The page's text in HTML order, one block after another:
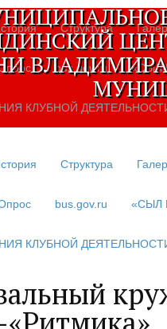
Структура
bus.gov.ru «СЫЛ
КЛУБНОЙ
Структура
bus.gov.ru «СЫЛ
КЛУБНОЙ